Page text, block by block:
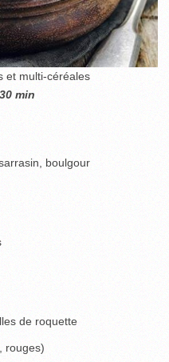
et multi-céréales
min
boulgour
de roquette
rouges)